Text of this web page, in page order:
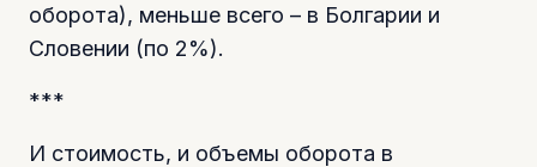
оборота), меньше всего – в Болгарии и
Словении (по 2%).
***
И стоимость, и объемы оборота в